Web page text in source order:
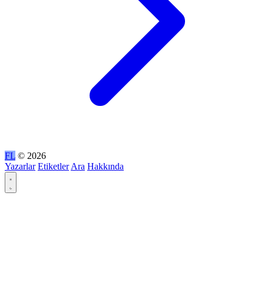
FL © 2026
Yazarlar Etiketler Ara Hakkında